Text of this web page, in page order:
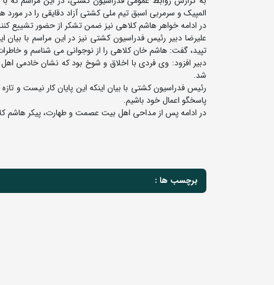
المپیک و سرمربی اسبق تیم ملی کشتی آزاد دقایقی را در
در ادامه خواهر هاشم کلاهی نیز ضمن تشکر از حضور تشییع
علیرضا دبیر رئیس فدراسیون کشتی نیز در این مراسم با
تپید، گفت: هاشم خان کلاهی را از نوجوانی می شناسم و
دبیر افزود: وی فردی با اخلاق و شوخ بود که نشان خادمی
شد.
رئیس فدراسیون کشتی با بیان اینکه این پایان کار نیست و
پاسخگو اعمال خود باشیم.
در ادامه پس از مداحی اهل بیت عصمت و طهارت، پیکر هاشم
برچسب ها :